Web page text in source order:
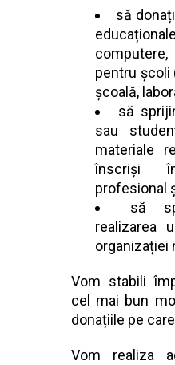
să
pentru școli
școală,
să
sau
materiale
înscriși
profesional
să
realizarea
organizației
Vom stabili
cel mai bun
donațiile pe
Vom realiza